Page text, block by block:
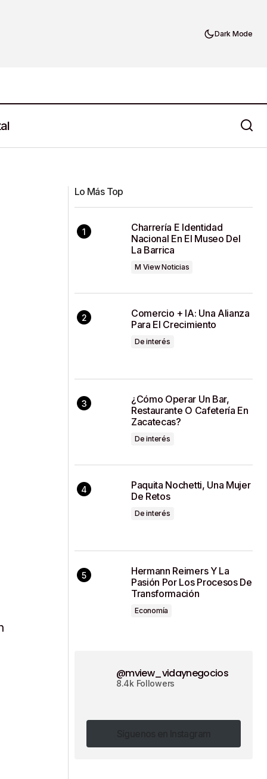
Dark Mode
Lo Más Top
Charrería E Identidad
Nacional En El Museo Del
La Barrica
M View Noticias
Comercio + IA: Una Alianza
Para El Crecimiento
De interés
¿Cómo Operar Un Bar,
Restaurante O Cafetería En
Zacatecas?
De interés
Paquita Nochetti, Una Mujer
De Retos
De interés
Hermann Reimers Y La
Pasión Por Los Procesos De
Transformación
Economía
@mview_vidaynegocios
8.4k Followers
Síguenos en Instagram
Síguenos en Instagram